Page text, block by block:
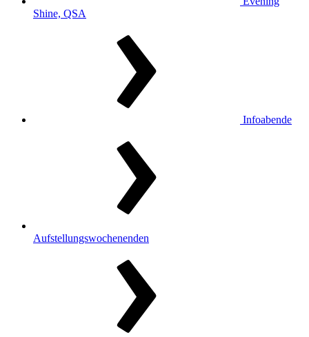
Shine, QSA
Infoabende
Aufstellungswochenenden